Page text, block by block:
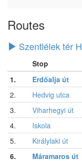
Routes
Szentlélek tér H
Stop
1.
Erdőalja út
2.
Hedvig utca
3.
Viharhegyi út
4.
Iskola
5.
Királylaki út
6.
Máramaros út